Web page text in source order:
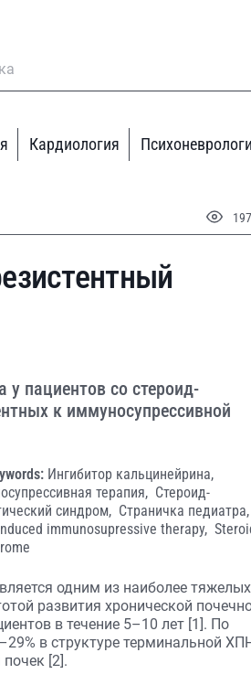
Кардиология
пациентов со стероид-
к иммуносупрессивной
Ингибитор кальцинейрина,
терапия, Стероид-
синдром, Страничка педиатра,
immunosupressive therapy,
одним из наиболее тяжелых
развития хронической
в течение 5–10 лет [1]. По
в структуре терминальной
[2].